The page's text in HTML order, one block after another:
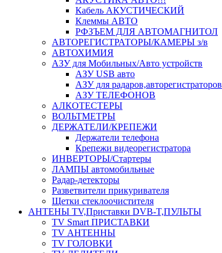
Кабель АКУСТИЧЕСКИЙ
Клеммы АВТО
РФЗЪЕМ ДЛЯ АВТОМАГНИТОЛ
АВТОРЕГИСТРАТОРЫ/КАМЕРЫ з/в
АВТОХИМИЯ
АЗУ для Мобильных/Авто устройств
АЗУ USB авто
АЗУ для радаров,авторегистраторов
АЗУ ТЕЛЕФОНОВ
АЛКОТЕСТЕРЫ
ВОЛЬТМЕТРЫ
ДЕРЖАТЕЛИ/КРЕПЕЖИ
Держатели телефона
Крепежи видеорегистратора
ИНВЕРТОРЫ/Стартеры
ЛАМПЫ автомобильные
Радар-детекторы
Разветвители прикуривателя
Щетки стеклоочистителя
АНТЕНЫ ТV,Приставки DVB-T,ПУЛЬТЫ
TV Smart ПРИСТАВКИ
TV АНТЕННЫ
TV ГОЛОВКИ